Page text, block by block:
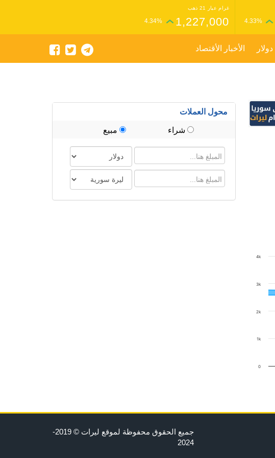
4.33%
غرام عيار 21 ذهب
1,227,000
4.34%
دولار الأخبار الأقتصاد
0
1k
2k
3k
4k
محول العملات
شراء مبيع
جميع الحقوق محفوظة لموقع ليرات © 2019-
2024